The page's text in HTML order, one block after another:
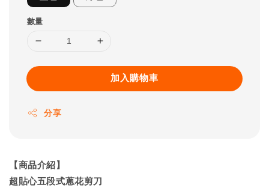
數量
加入購物車
分享
【商品介紹】
超貼心五段式蔥花剪刀